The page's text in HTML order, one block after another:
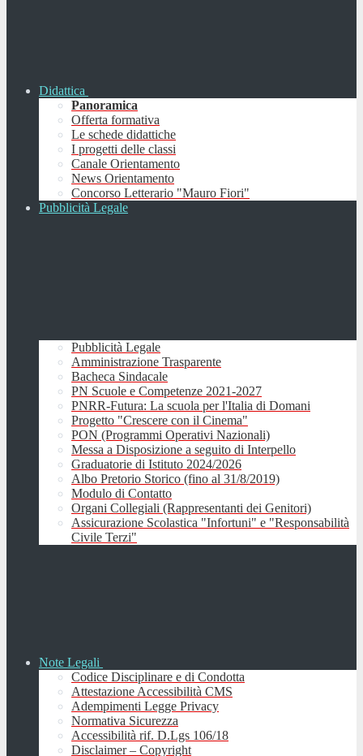
Didattica
Panoramica
Offerta formativa
Le schede didattiche
I progetti delle classi
Canale Orientamento
News Orientamento
Concorso Letterario "Mauro Fiori"
Pubblicità Legale
Pubblicità Legale
Amministrazione Trasparente
Bacheca Sindacale
PN Scuole e Competenze 2021-2027
PNRR-Futura: La scuola per l'Italia di Domani
Progetto "Crescere con il Cinema"
PON (Programmi Operativi Nazionali)
Messa a Disposizione a seguito di Interpello
Graduatorie di Istituto 2024/2026
Albo Pretorio Storico (fino al 31/8/2019)
Modulo di Contatto
Organi Collegiali (Rappresentanti dei Genitori)
Assicurazione Scolastica "Infortuni" e "Responsabilità
Civile Terzi"
Note Legali
Codice Disciplinare e di Condotta
Attestazione Accessibilità CMS
Adempimenti Legge Privacy
Normativa Sicurezza
Accessibilità rif. D.Lgs 106/18
Disclaimer – Copyright